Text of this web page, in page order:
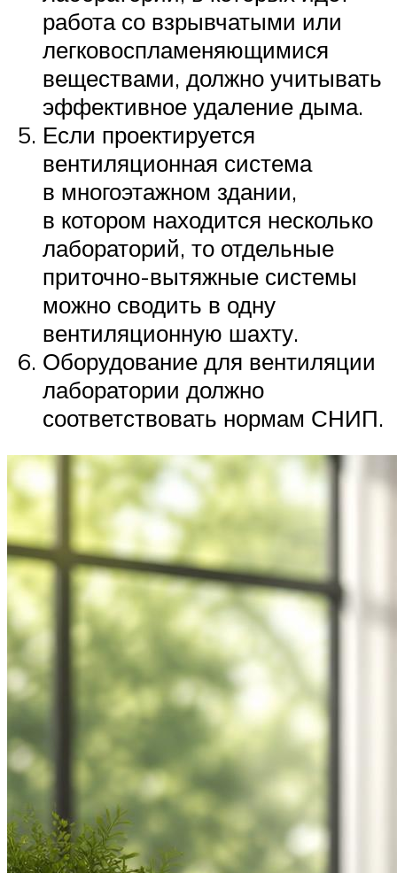
работа со взрывчатыми или
легковоспламеняющимися
веществами, должно учитывать
эффективное удаление дыма.
Если проектируется
вентиляционная система
в многоэтажном здании,
в котором находится несколько
лабораторий, то отдельные
приточно-вытяжные системы
можно сводить в одну
вентиляционную шахту.
Оборудование для вентиляции
лаборатории должно
соответствовать нормам СНИП.